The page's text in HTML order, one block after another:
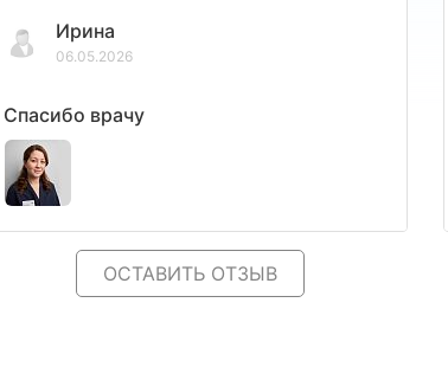
Ирина
06.05.2026
Спасибо врачу
ОСТАВИТЬ ОТЗЫВ